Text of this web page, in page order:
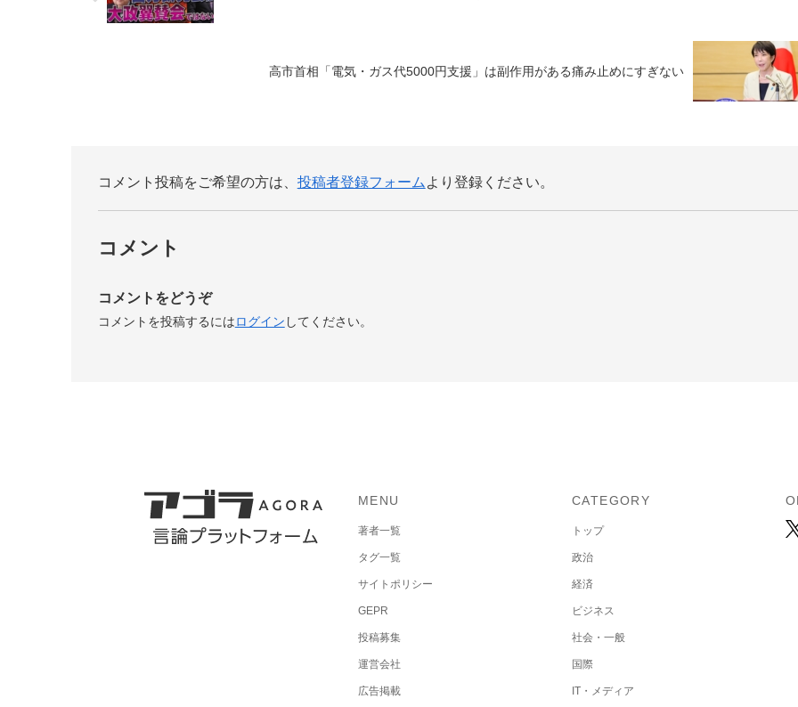
高市首相「電気・ガス代5000円支援」は副作用がある痛み止めにすぎない
コメント投稿をご希望の方は、 投稿者登録フォーム より登録ください。
コメント
コメントをどうぞ
コメントを投稿するにはログイン してください。
MENU
著者一覧
タグ一覧
サイトポリシー
GEPR
投稿募集
運営会社
広告掲載
CATEGORY
トップ
政治
経済
ビジネス
社会・一般
国際
IT・メディア